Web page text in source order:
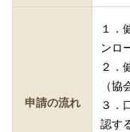
申請の流れ
１．
ンロ
２．
（
３．
認す